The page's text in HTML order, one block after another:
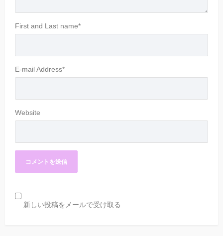
First and Last name*
E-mail Address*
Website
新しい投稿をメールで受け取る